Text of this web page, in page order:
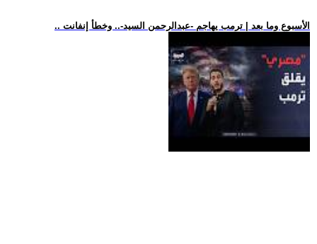
.. الأسبوع وما بعد | ترمب يهاجم -عبدالرحمن السيد-.. وخطأ إنفانت